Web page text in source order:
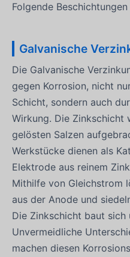
Folgende
Galvanische
Die Galvanische
gegen Korrosion, nicht
Schicht, sondern auch
Wirkung. Die Zinkschicht
gelösten Salzen
Werkstücke dienen als
Elektrode aus reinem
Mithilfe von Gleichstrom
aus der Anode und
Die Zinkschicht baut sich
Unvermeidliche
machen diesen